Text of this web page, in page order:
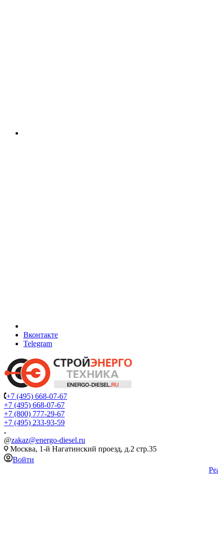
Вконтакте
Telegram
+7 (495) 668-07-67
+7 (495) 668-07-67
+7 (800) 777-29-67
+7 (495) 233-93-59
@zakaz@energo-diesel.ru
Москва, 1-й Нагатинский проезд, д.2 стр.35
Войти